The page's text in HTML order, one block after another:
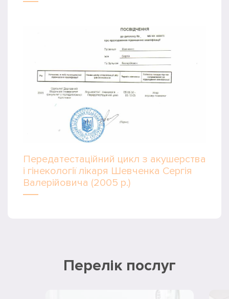
Передатестаційний цикл з акушерства
і гінекології лікаря Шевченка Сергія
Валерійовича (2005 р.)
Перелік послуг